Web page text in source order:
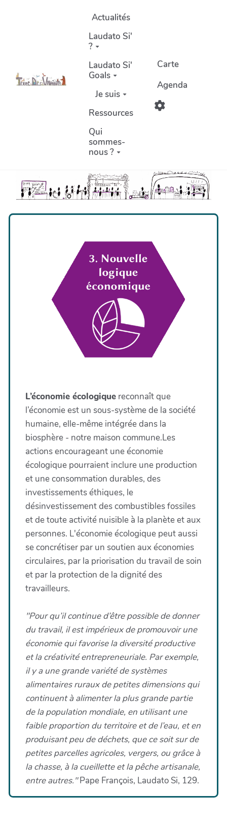
Aller au contenu principalActualités
Laudato Si'
?
Laudato Si'
Goals
Je suis
Ressources
Qui
sommes-
nous ?
Carte
Agenda
L’économie écologiquereconnaît que
l’économie est un sous-système de la société
humaine, elle-même intégrée dans la
biosphère - notre maison commune.Les
actions encourageant une économie
écologique pourraient inclure une production
et une consommation durables, des
investissements éthiques, le
désinvestissement des combustibles fossiles
et de toute activité nuisible à la planète et aux
personnes. L'économie écologique peut aussi
se concrétiser par un soutien aux économies
circulaires, par la priorisation du travail de soin
et par la protection de la dignité des
travailleurs.
"Pour qu’il continue d’être possible de donner
du travail, il est impérieux de promouvoir une
économie qui favorise la diversité productive
et la créativité entrepreneuriale. Par exemple,
il y a une grande variété de systèmes
alimentaires ruraux de petites dimensions qui
continuent à alimenter la plus grande partie
de la population mondiale, en utilisant une
faible proportion du territoire et de l’eau, et en
produisant peu de déchets, que ce soit sur de
petites parcelles agricoles, vergers, ou grâce à
la chasse, à la cueillette et la pêche artisanale,
entre autres."Pape François, Laudato Si, 129.